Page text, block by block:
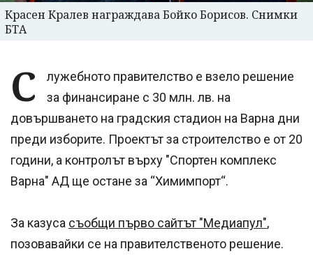
Красен Кралев награждава Бойко Борисов. Снимки
БТА
С
лужебното правителство е взело решение
за финансиране с 30 млн. лв. на
довършването на градския стадион на Варна дни
преди изборите. Проектът за строителство е от 20
години, а контролът върху "Спортен комплекс
Варна" АД ще остане за “Химимпорт“.
За казуса съобщи първо сайтът "Медиапул",
позовавайки се на правителственото решение.